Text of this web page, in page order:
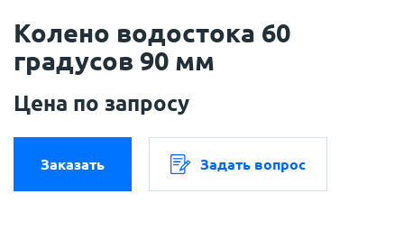
Колено водостока 60
градусов 90 мм
Цена по запросу
Заказать Задать вопрос